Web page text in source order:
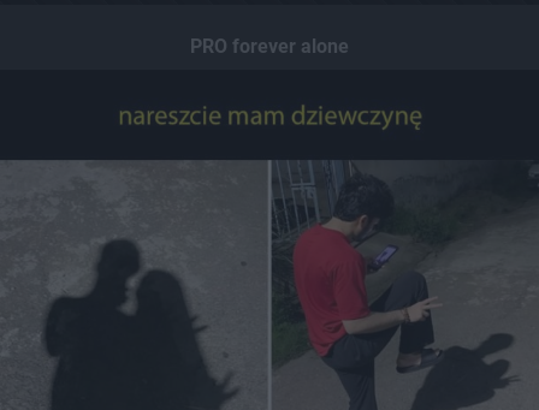
PRO forever alone